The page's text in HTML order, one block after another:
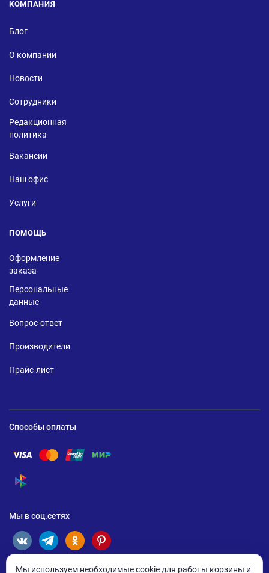
КОМПАНИЯ
Блог
О компании
Новости
Сотрудники
Редакционная
политика
Вакансии
Наш офис
Услуги
ПОМОЩЬ
Оформление
заказа
Персональные
данные
Вопрос-ответ
Производители
Прайс-лист
Способы оплаты
Помощь по оплате Visa
Помощь по оплате Mastercard
Помощь по оплате UnionPay
Помощь по оплате Мир
Помощь по оплате СБП
Мы в соц.сетях
Мы используем необходимые cookie для работы корзины и